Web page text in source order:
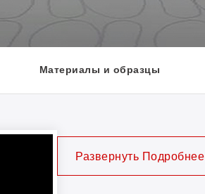
Материалы и образцы
Развернуть Подробнее